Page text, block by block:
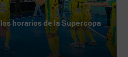
horarios de la Supercopa